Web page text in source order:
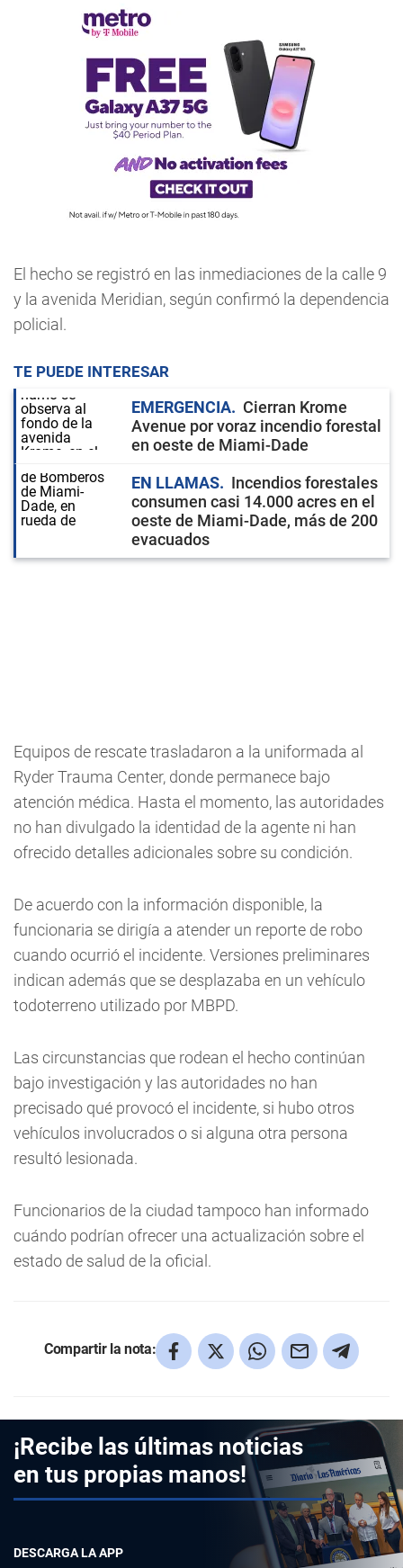
El hecho se registró en las inmediaciones de la calle 9
y la avenida Meridian, según confirmó la dependencia
policial.
TE PUEDE INTERESAR
EMERGENCIA
Cierran Krome
Avenue por voraz incendio forestal
en oeste de Miami-Dade
EN LLAMAS
Incendios forestales
consumen casi 14.000 acres en el
oeste de Miami-Dade, más de 200
evacuados
Equipos de rescate trasladaron a la uniformada al
Ryder Trauma Center, donde permanece bajo
atención médica. Hasta el momento, las autoridades
no han divulgado la identidad de la agente ni han
ofrecido detalles adicionales sobre su condición.
De acuerdo con la información disponible, la
funcionaria se dirigía a atender un reporte de robo
cuando ocurrió el incidente. Versiones preliminares
indican además que se desplazaba en un vehículo
todoterreno utilizado por MBPD.
Las circunstancias que rodean el hecho continúan
bajo investigación y las autoridades no han
precisado qué provocó el incidente, si hubo otros
vehículos involucrados o si alguna otra persona
resultó lesionada.
Funcionarios de la ciudad tampoco han informado
cuándo podrían ofrecer una actualización sobre el
estado de salud de la oficial.
Compartir la nota:
¡Recibe las últimas noticias
en tus propias manos!
DESCARGA LA APP